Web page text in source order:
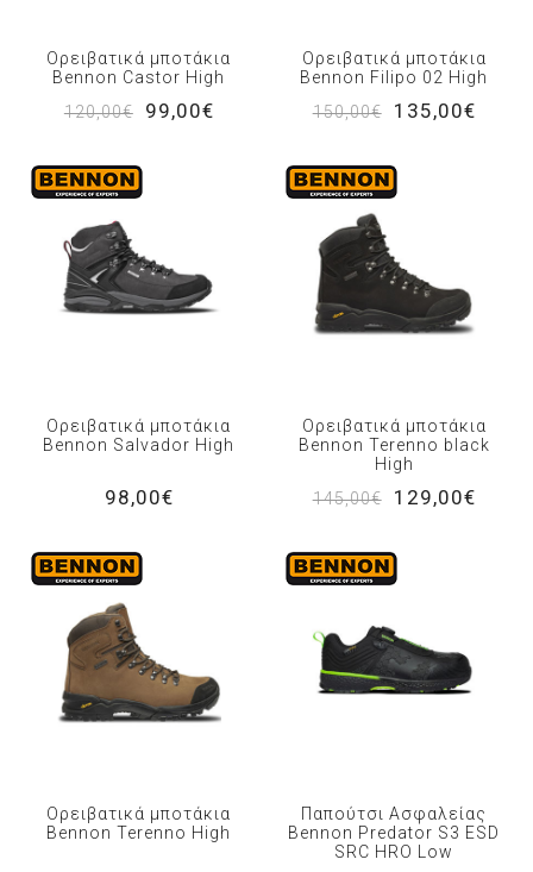
Ορειβατικά μποτάκια
Bennon Castor High
120,00€
99,00€
Ορειβατικά μποτάκια
Bennon Filipo 02 High
150,00€
135,00€
Ορειβατικά μποτάκια
Bennon Salvador High
98,00€
Ορειβατικά μποτάκια
Bennon Terenno black
High
145,00€
129,00€
Ορειβατικά μποτάκια
Bennon Terenno High
Παπούτσι Ασφαλείας
Bennon Predator S3 ESD
SRC HRO Low